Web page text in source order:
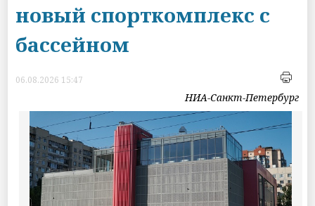
новый спорткомплекс с
бассейном
06.08.2026 15:47
НИА-Санкт-Петербург